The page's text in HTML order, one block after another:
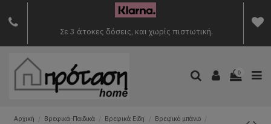
Σε 3 άτοκες δόσεις, και χωρίς πιστωτική.
0
Αρχική Βρεφικά-Παιδικά Βρεφικά Είδη
Βρεφικό μπάνιο